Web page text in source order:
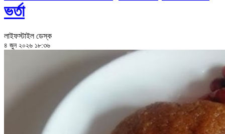
ভর্তা
লাইফস্টাইল ডেস্ক
৪ জুন ২০২৬ ১৮:৩৬